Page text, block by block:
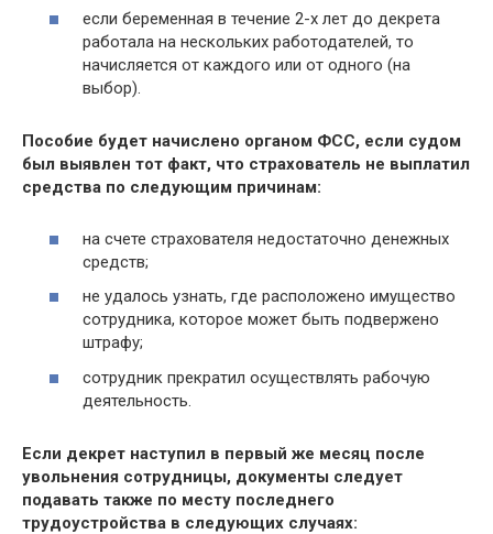
если беременная в течение 2-х лет до декрета
работала на нескольких работодателей, то
начисляется от каждого или от одного (на
выбор).
Пособие будет начислено органом ФСС, если судом
был выявлен тот факт, что страхователь не выплатил
средства по следующим причинам:
на счете страхователя недостаточно денежных
средств;
не удалось узнать, где расположено имущество
сотрудника, которое может быть подвержено
штрафу;
сотрудник прекратил осуществлять рабочую
деятельность.
Если декрет наступил в первый же месяц после
увольнения сотрудницы, документы следует
подавать также по месту последнего
трудоустройства в следующих случаях: